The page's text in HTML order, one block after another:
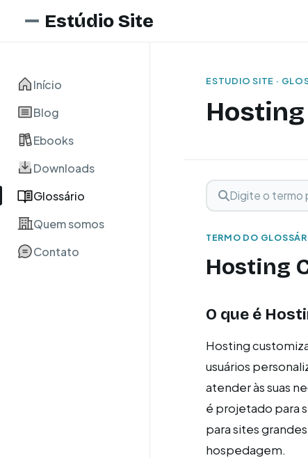
Estúdio Site
Início
Blog
Ebooks
Downloads
Glossário
Quem somos
Contato
ESTUDIO SITE ·
Buscar
Digite o termo para
TERMO DO
Hosting
O que é
Hosting
usuários
atender às suas
é projetado para
para sites
hospedagem.